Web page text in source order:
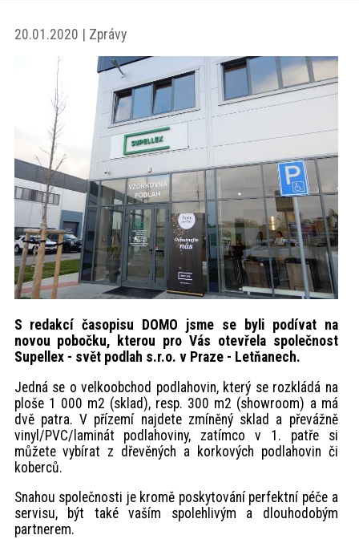
ProfiMag
Kontakt
20.01.2020 | Zprávy
S redakcí časopisu DOMO jsme se byli podívat na
novou pobočku, kterou pro Vás otevřela společnost
Supellex - svět podlah s.r.o. v Praze - Letňanech.
Jedná se o velkoobchod podlahovin, který se rozkládá na
ploše 1 000 m2 (sklad), resp. 300 m2 (showroom) a má
dvě patra. V přízemí najdete zmíněný sklad a převážně
vinyl/PVC/laminát podlahoviny, zatímco v 1. patře si
můžete vybírat z dřevěných a korkových podlahovin či
koberců.
Snahou společnosti je kromě poskytování perfektní péče a
servisu, být také vaším spolehlivým a dlouhodobým
partnerem.